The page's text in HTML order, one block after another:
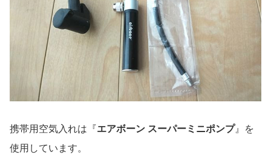
携帯用空気入れは『エアボーン スーパーミニポンプ』を
使用しています。